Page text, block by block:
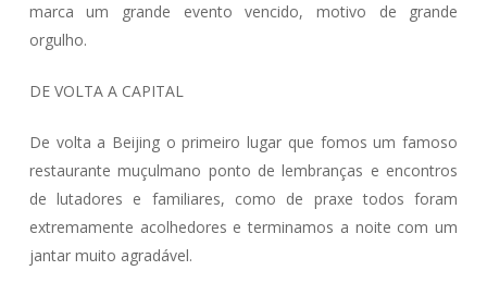
marca um grande evento vencido, motivo de grande
orgulho.
DE VOLTA A CAPITAL
De volta a Beijing o primeiro lugar que fomos um famoso
restaurante muçulmano ponto de lembranças e encontros
de lutadores e familiares, como de praxe todos foram
extremamente acolhedores e terminamos a noite com um
jantar muito agradável.